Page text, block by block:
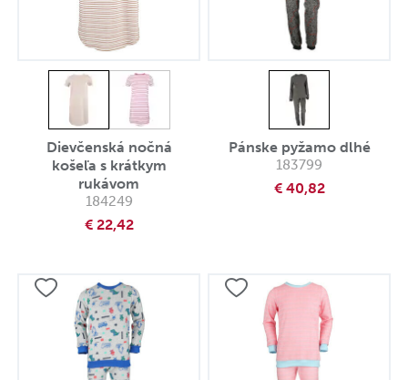
Dievčenská nočná
košeľa s krátkym
rukávom
184249
€ 22,42
Pánske pyžamo dlhé
183799
€ 40,82